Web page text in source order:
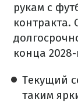
рукам с
контракта.
конца 2028-
Текущий
таким